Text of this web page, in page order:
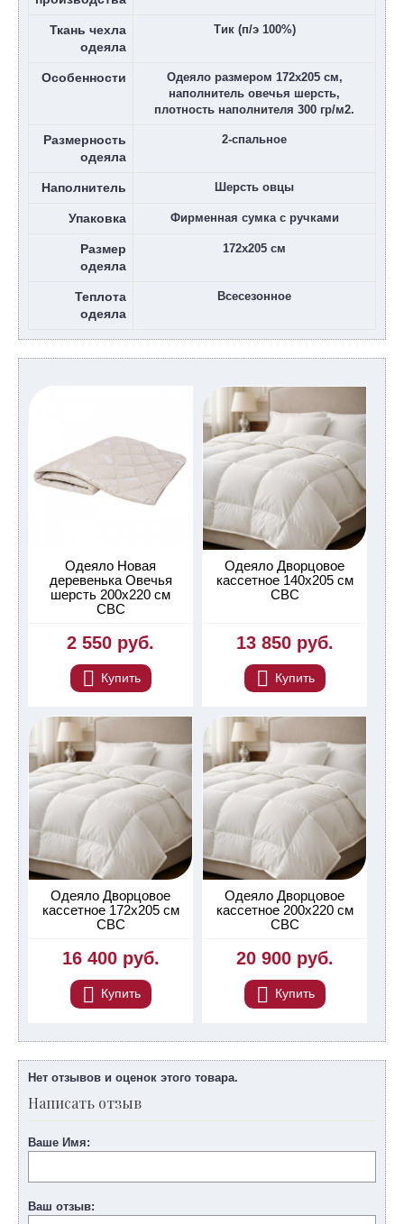
Ткань чехла
одеяла
Тик (п/э 100%)
Особенности
Одеяло размером 172х205 см,
наполнитель овечья шерсть,
плотность наполнителя 300 гр/м2.
Размерность
одеяла
2-спальное
Наполнитель Шерсть овцы
Упаковка Фирменная сумка с ручками
Размер
одеяла
172х205 см
Теплота
одеяла
Всесезонное
Одеяло Новая
деревенька Овечья
шерсть 200х220 см
СВС
2 550 руб.
Купить
Одеяло Дворцовое
кассетное 140х205 см
СВС
13 850 руб.
Купить
Одеяло Дворцовое
кассетное 172х205 см
СВС
16 400 руб.
Купить
Одеяло Дворцовое
кассетное 200х220 см
СВС
20 900 руб.
Купить
Нет отзывов и оценок этого товара.
Написать отзыв
Ваше Имя:
Ваш отзыв: